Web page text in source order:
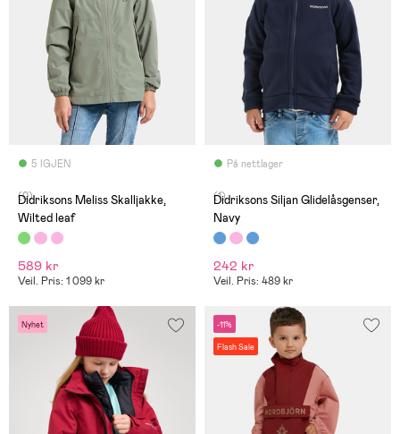
5 IGJEN
(0)
Didriksons Meliss Skalljakke,
Wilted leaf
589 kr
Veil. Pris: 1 099 kr
På nettlager
(1)
Didriksons Siljan Glidelåsgenser,
Navy
242 kr
Veil. Pris: 489 kr
Nyhet -11%
Flash Sale